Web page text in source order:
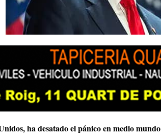
ha desatado el pánico en medio mundo